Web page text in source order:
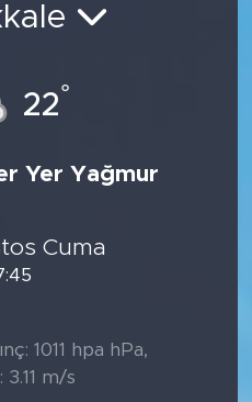
22°
Yer Yağmur
Cuma
1011 hpa hPa,
3.11 m/s